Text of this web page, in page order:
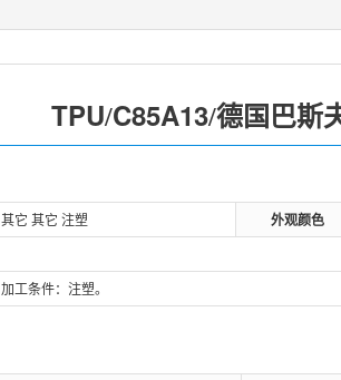
TPU/C85A13/德国巴斯
其它 其它 注塑
外观颜色
加工条件：注塑。